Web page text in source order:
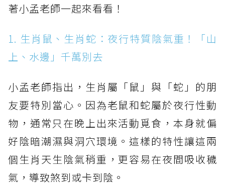
著小孟老師一起來看看！
1. 生肖鼠、生肖蛇：夜行特質陰氣重！「山
上、水邊」千萬別去
小孟老師指出，生肖屬「鼠」與「蛇」的朋
友要特別當心。因為老鼠和蛇屬於夜行性動
物，通常只在晚上出來活動覓食，本身就偏
好陰暗潮濕與洞穴環境。這樣的特性讓這兩
個生肖天生陰氣稍重，更容易在夜間吸收穢
氣，導致煞到或卡到陰。